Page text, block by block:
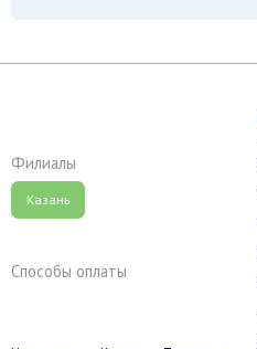
Филиалы
Казань
Способы оплаты